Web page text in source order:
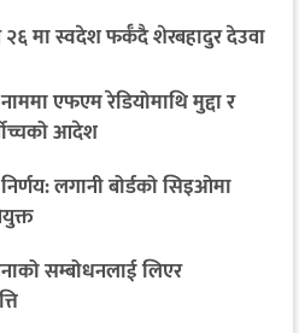
मा स्वदेश फर्कँदै शेरबहादुर देउवा
एफएम रेडियोमाथि मुद्दा र
आदेश
लगानी बोर्डको सिइओमा
सम्बोधनलाई लिएर